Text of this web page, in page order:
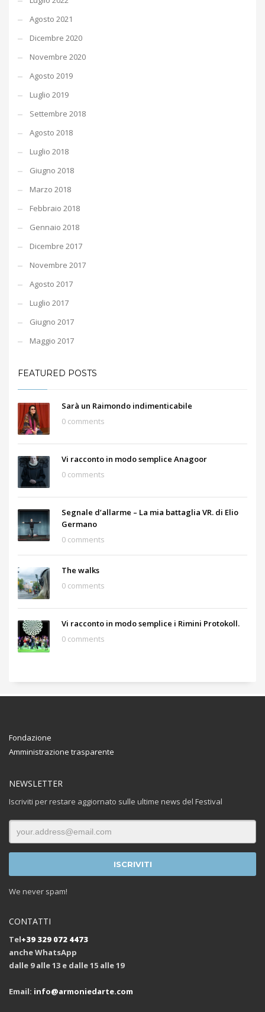
Agosto 2021
Dicembre 2020
Novembre 2020
Agosto 2019
Luglio 2019
Settembre 2018
Agosto 2018
Luglio 2018
Giugno 2018
Marzo 2018
Febbraio 2018
Gennaio 2018
Dicembre 2017
Novembre 2017
Agosto 2017
Luglio 2017
Giugno 2017
Maggio 2017
FEATURED POSTS
Sarà un Raimondo indimenticabile
0 comments
Vi racconto in modo semplice Anagoor
0 comments
Segnale d’allarme – La mia battaglia VR. di Elio
Germano
0 comments
The walks
0 comments
Vi racconto in modo semplice i Rimini Protokoll.
0 comments
Fondazione
Amministrazione trasparente
NEWSLETTER
Iscriviti per restare aggiornato sulle ultime news del Festival
We never spam!
CONTATTI
Tel+39 329 072 4473
anche WhatsApp
dalle 9 alle 13 e dalle 15 alle 19
Email: info@armoniedarte.com